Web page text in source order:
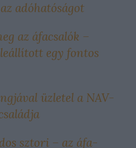
adóhatóságot
az áfacsalók –
egy fontos
üzletel a NAV-
sztori – az áfa-